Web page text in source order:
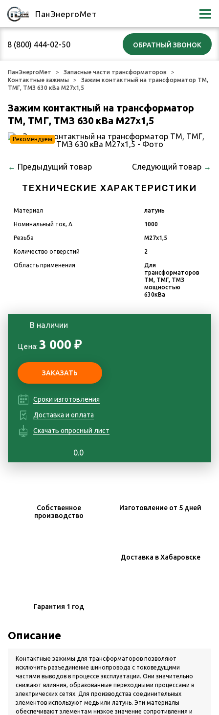
8 (800) 444-02-50
ПанЭнергоМет
ПанЭнергоМет
Запасные части трансформаторов
Контактные зажимы
Зажим контактный на трансформатор ТМ,
ТМГ, ТМЗ 630 кВа М27x1,5
Зажим контактный на трансформатор
ТМ, ТМГ, ТМЗ 630 кВа М27x1,5
Рекомендуем
← Предыдущий товар Следующий товар →
ТЕХНИЧЕСКИЕ ХАРАКТЕРИСТИКИ
Материал латунь
Номинальный ток, А 1000
Резьба М27x1,5
Количество отверстий 2
Область применения
Для
трансформаторов
ТМ, ТМГ, ТМЗ
мощностью
630кВа
В наличии
Цена: 3 000 ₽
Сроки изготовления
Доставка и оплата
Скачать опросный лист
0.0
Собственное
производство
Изготовление от 5 дней
Доставка в Хабаровске
Гарантия 1 год
Описание
Контактные зажимы для трансформаторов позволяют
исключить разъединение шинопровода с токоведущими
частями выводов в процессе эксплуатации. Они значительно
снижают влияния, образованные переходными процессами в
электрических сетях. Для производства соединительных
элементов используют медь или латунь. Эти материалы
обеспечивают элементам низкое значение сопротивления и